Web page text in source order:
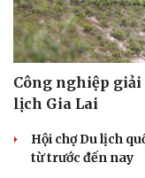
Công nghiệp
lịch Gia Lai
Hội chợ Du lịch
từ trước đến nay